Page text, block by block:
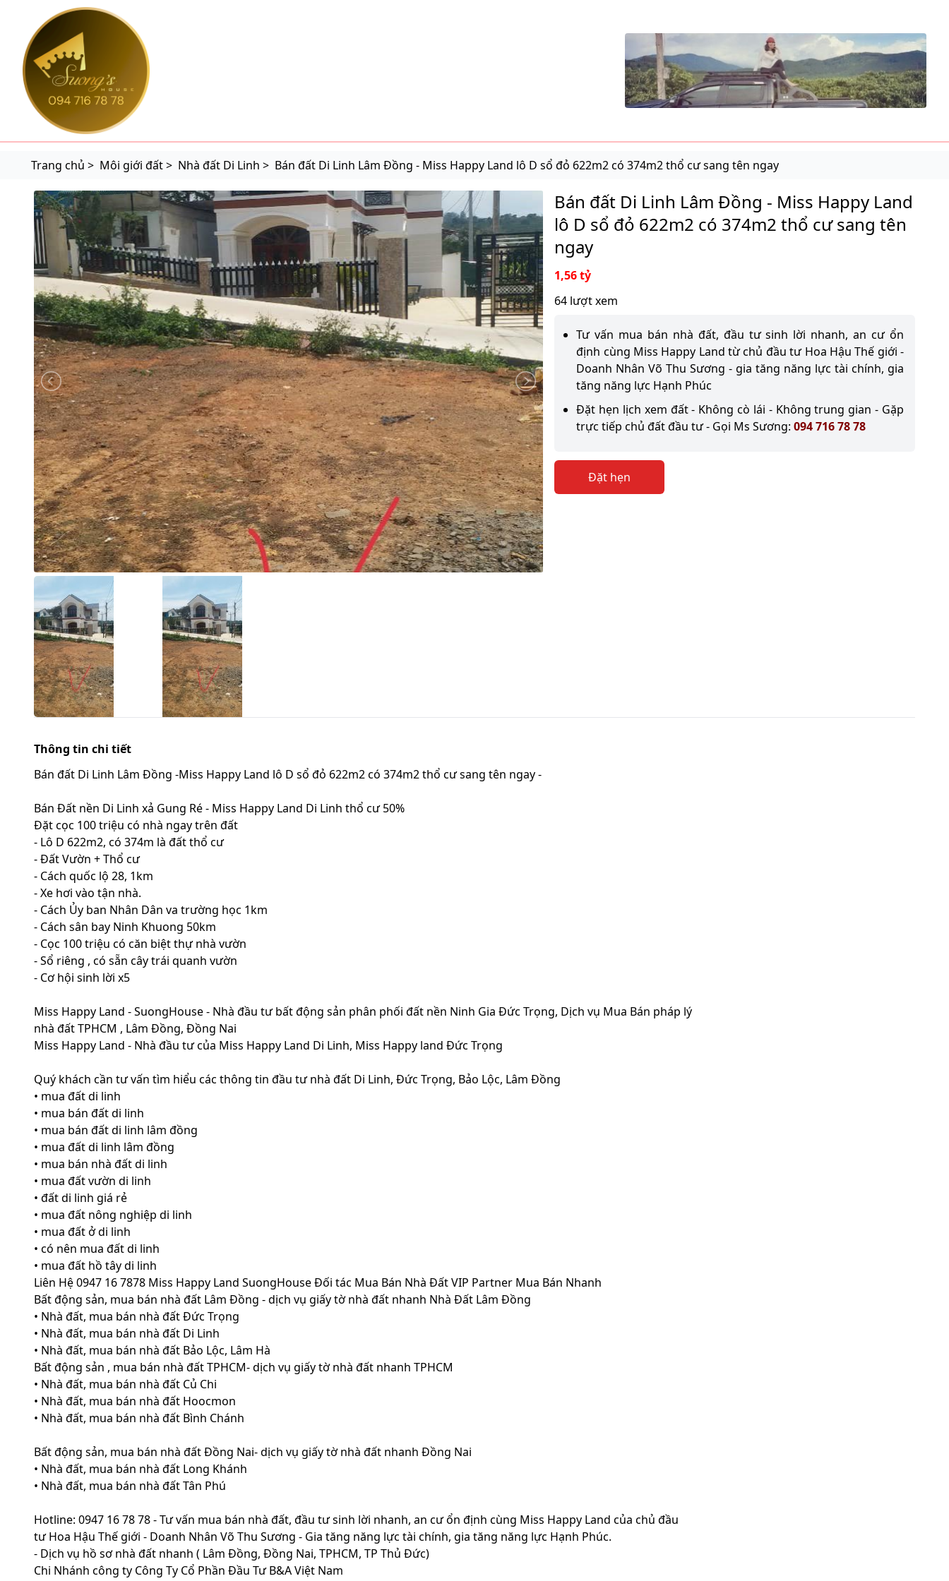
suonghouse.com
Trang chủ > Môi giới đất > Nhà đất Di Linh > Bán đất Di Linh Lâm Đồng - Miss Happy Land lô D sổ đỏ 622m2 có 374m2 thổ cư sang tên ngay
Bán đất Di Linh Lâm Đồng - Miss Happy Land
lô D sổ đỏ 622m2 có 374m2 thổ cư sang tên
ngay
1,56 tỷ
64 lượt xem
Tư vấn mua bán nhà đất, đầu tư sinh lời nhanh, an cư ổn
định cùng Miss Happy Land từ chủ đầu tư Hoa Hậu Thế giới -
Doanh Nhân Võ Thu Sương - gia tăng năng lực tài chính, gia
tăng năng lực Hạnh Phúc
Đặt hẹn lịch xem đất - Không cò lái - Không trung gian - Gặp
trực tiếp chủ đất đầu tư - Gọi Ms Sương:094 716 78 78
Đặt hẹn
Thông tin chi tiết
Bán đất Di Linh Lâm Đồng -Miss Happy Land lô D sổ đỏ 622m2 có 374m2 thổ cư sang tên ngay -
Bán Đất nền Di Linh xả Gung Ré - Miss Happy Land Di Linh thổ cư 50%
Đặt cọc 100 triệu có nhà ngay trên đất
- Lô D 622m2, có 374m là đất thổ cư
- Đất Vườn + Thổ cư
- Cách quốc lộ 28, 1km
- Xe hơi vào tận nhà.
- Cách Ủy ban Nhân Dân va trường học 1km
- Cách sân bay Ninh Khuong 50km
- Cọc 100 triệu có căn biệt thự nhà vườn
- Sổ riêng , có sẵn cây trái quanh vườn
- Cơ hội sinh lời x5
Miss Happy Land - SuongHouse - Nhà đầu tư bất động sản phân phối đất nền Ninh Gia Đức Trọng, Dịch vụ Mua Bán pháp lý
nhà đất TPHCM , Lâm Đồng, Đồng Nai
Miss Happy Land - Nhà đầu tư của Miss Happy Land Di Linh, Miss Happy land Đức Trọng
Quý khách cần tư vấn tìm hiểu các thông tin đầu tư nhà đất Di Linh, Đức Trọng, Bảo Lộc, Lâm Đồng
• mua đất di linh
• mua bán đất di linh
• mua bán đất di linh lâm đồng
• mua đất di linh lâm đồng
• mua bán nhà đất di linh
• mua đất vườn di linh
• đất di linh giá rẻ
• mua đất nông nghiệp di linh
• mua đất ở di linh
• có nên mua đất di linh
• mua đất hồ tây di linh
Liên Hệ 0947 16 7878 Miss Happy Land SuongHouse Đối tác Mua Bán Nhà Đất VIP Partner Mua Bán Nhanh
Bất động sản, mua bán nhà đất Lâm Đồng - dịch vụ giấy tờ nhà đất nhanh Nhà Đất Lâm Đồng
• Nhà đất, mua bán nhà đất Đức Trọng
• Nhà đất, mua bán nhà đất Di Linh
• Nhà đất, mua bán nhà đất Bảo Lộc, Lâm Hà
Bất động sản , mua bán nhà đất TPHCM- dịch vụ giấy tờ nhà đất nhanh TPHCM
• Nhà đất, mua bán nhà đất Củ Chi
• Nhà đất, mua bán nhà đất Hoocmon
• Nhà đất, mua bán nhà đất Bình Chánh
Bất động sản, mua bán nhà đất Đồng Nai- dịch vụ giấy tờ nhà đất nhanh Đồng Nai
• Nhà đất, mua bán nhà đất Long Khánh
• Nhà đất, mua bán nhà đất Tân Phú
Hotline: 0947 16 78 78 - Tư vấn mua bán nhà đất, đầu tư sinh lời nhanh, an cư ổn định cùng Miss Happy Land của chủ đầu
tư Hoa Hậu Thế giới - Doanh Nhân Võ Thu Sương - Gia tăng năng lực tài chính, gia tăng năng lực Hạnh Phúc.
- Dịch vụ hồ sơ nhà đất nhanh ( Lâm Đồng, Đồng Nai, TPHCM, TP Thủ Đức)
Chi Nhánh công ty Công Ty Cổ Phần Đầu Tư B&A Việt Nam